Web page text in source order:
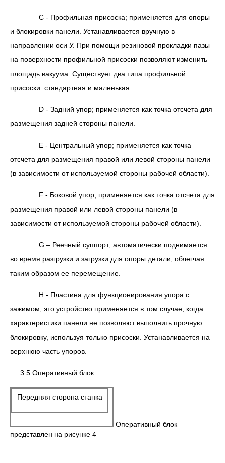
С - Профильная присоска; применяется для опоры
и блокировки панели. Устанавливается вручную в
направлении оси У. При помощи резиновой прокладки пазы
на поверхности профильной присоски позволяют изменить
площадь вакуума. Существует два типа профильной
присоски: стандартная и маленькая.
D - Задний упор; применяется как точка отсчета для
размещения задней стороны панели.
Е - Центральный упор; применяется как точка
отсчета для размещения правой или левой стороны панели
(в зависимости от используемой стороны рабочей области).
F - Боковой упор; применяется как точка отсчета для
размещения правой или левой стороны панели (в
зависимости от используемой стороны рабочей области).
G – Реечный суппорт; автоматически поднимается
во время разгрузки и загрузки для опоры детали, облегчая
таким образом ее перемещение.
Н - Пластина для функционирования упора с
зажимом; это устройство применяется в том случае, когда
характеристики панели не позволяют выполнить прочную
блокировку, используя только присоски. Устанавливается на
верхнюю часть упоров.
3.5 Оперативный блок
Передняя сторона станка
Оперативный блок
представлен на рисунке 4